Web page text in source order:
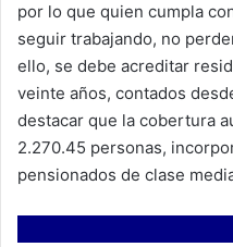
por lo que quien cumpla
seguir trabajando, no
ello, se debe acreditar
veinte años, contados
destacar que la cobertura
2.270.45 personas,
pensionados de clase